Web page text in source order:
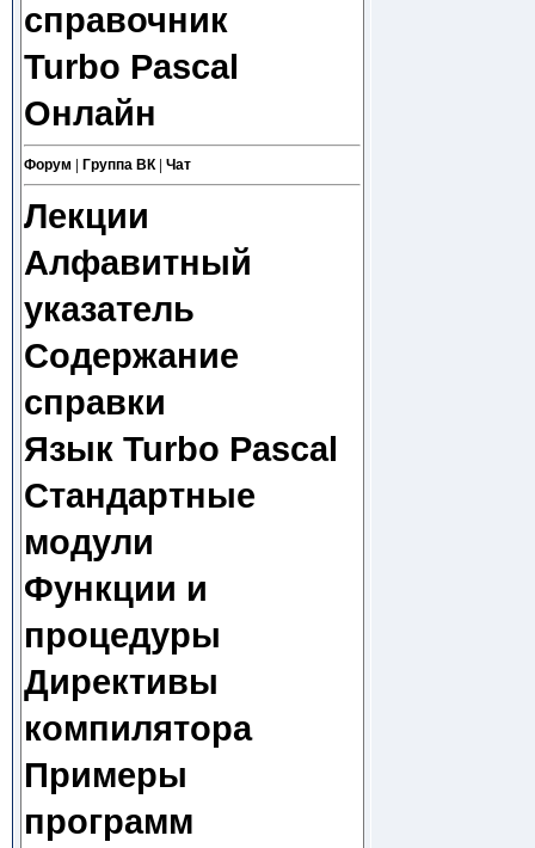
справочник
Turbo Pascal
Онлайн
Форум Группа ВК| Чат
Лекции
Алфавитный
указатель
Содержание
справки
Язык Turbo Pascal
Стандартные
модули
Функции и
процедуры
Директивы
компилятора
Примеры
программ